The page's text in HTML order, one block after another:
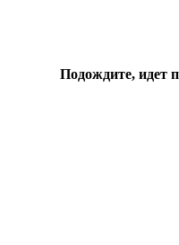
Подождите, идет